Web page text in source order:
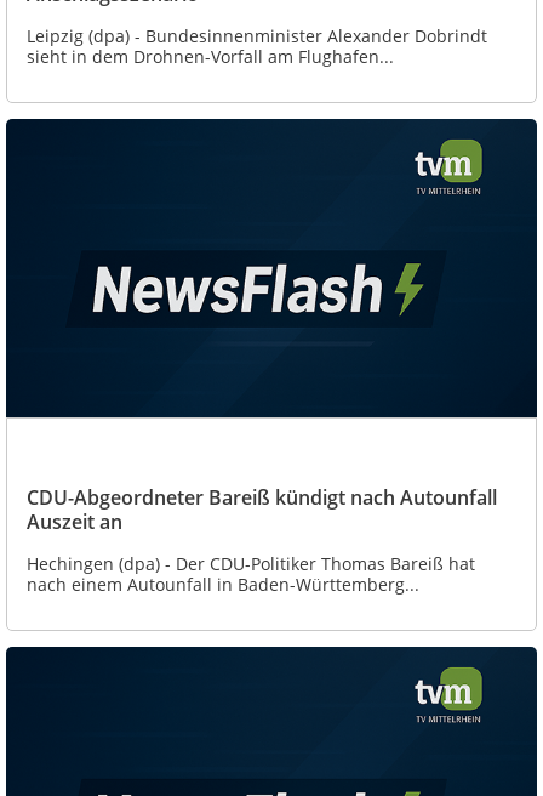
Leipzig (dpa) - Bundesinnenminister Alexander Dobrindt
sieht in dem Drohnen-Vorfall am Flughafen...
CDU-Abgeordneter Bareiß kündigt nach Autounfall
Auszeit an
Hechingen (dpa) - Der CDU-Politiker Thomas Bareiß hat
nach einem Autounfall in Baden-Württemberg...